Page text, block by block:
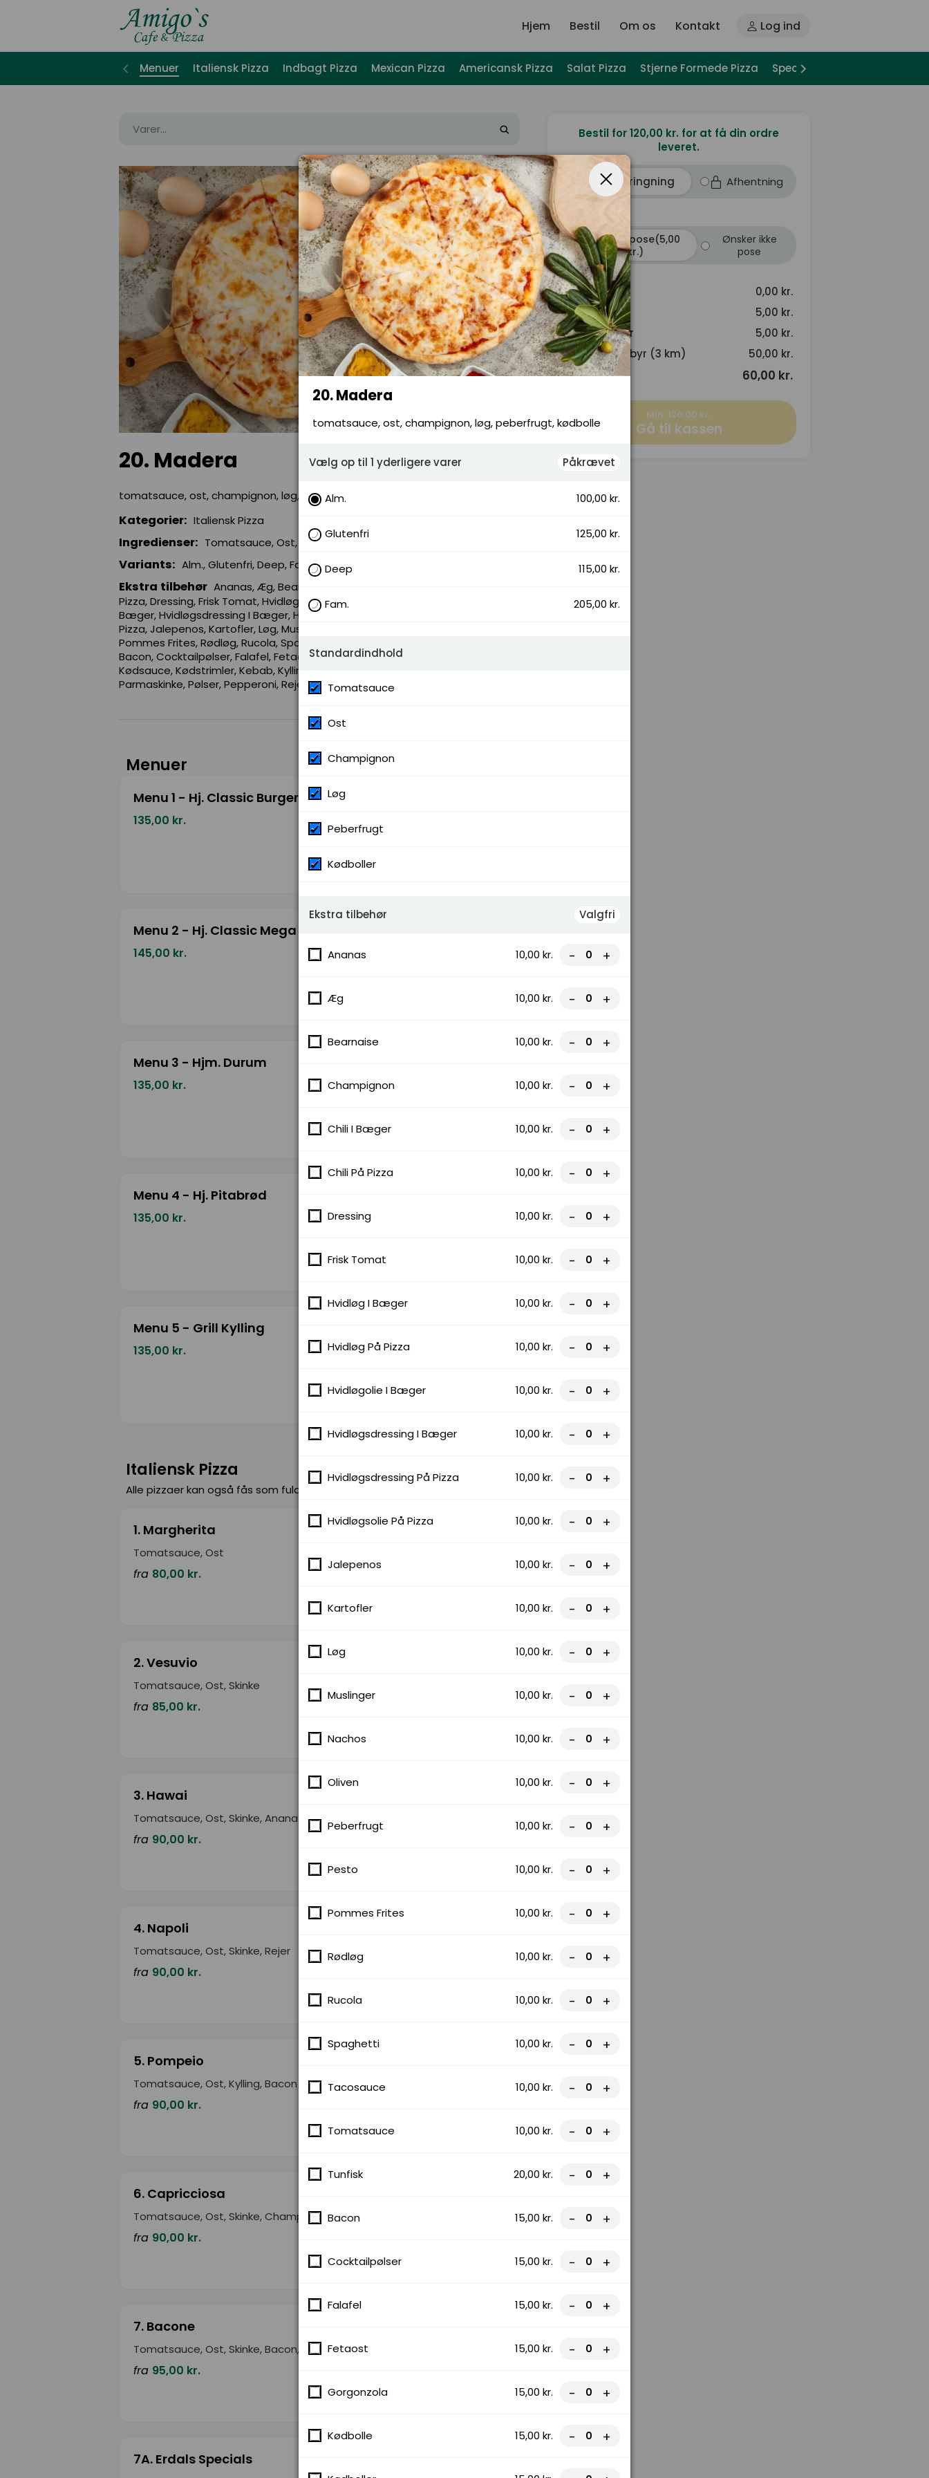
Hjem Bestil Om os Kontakt Log ind
Menuer Italiensk Pizza Indbagt Pizza Mexican Pizza Americansk Pizza Salat Pizza Stjerne Formede Pizza Special Pizza
20. Madera
tomatsauce, ost, champignon, løg, peberfrugt, kødbolle
Kategorier: Italiensk Pizza
Ingredienser: Tomatsauce, Ost, Champignon, Løg, Peberfrugt, Kødboller
Variants: Alm., Glutenfri, Deep, Fam.
Ekstra tilbehør Ananas, Æg, Bearnaise, Champignon, Chili I Bæger, Chili På
Pizza, Dressing, Frisk Tomat, Hvidløg I Bæger, Hvidløg På Pizza, Hvidløgolie I
Bæger, Hvidløgsdressing I Bæger, Hvidløgsdressing På Pizza, Hvidløgsolie På
Pizza, Jalepenos, Kartofler, Løg, Muslinger, Nachos, Oliven, Peberfrugt, Pesto,
Pommes Frites, Rødløg, Rucola, Spaghetti, Tacosauce, Tomatsauce, Tunfisk,
Bacon, Cocktailpølser, Falafel, Fetaost, Gorgonzola, Kødbolle, Kødboller,
Kødsauce, Kødstrimler, Kebab, Kylling, Lufttørret Skinke, Oksefilet, Ost,
Parmaskinke, Pølser, Pepperoni, Rejer, Skinke
Menuer
Menu 1 - Hj. Classic Burger
135,00 kr.
Menu 2 - Hj. Classic Mega Burger
145,00 kr.
Menu 3 - Hjm. Durum
135,00 kr.
Menu 4 - Hj. Pitabrød
135,00 kr.
Menu 5 - Grill Kylling
135,00 kr.
Italiensk Pizza
Alle pizzaer kan også fås som fuldkorn og glutenfri.
1. Margherita
Tomatsauce, Ost
fra 80,00 kr.
2. Vesuvio
Tomatsauce, Ost, Skinke
fra 85,00 kr.
3. Hawai
Tomatsauce, Ost, Skinke, Ananas
fra 90,00 kr.
4. Napoli
Tomatsauce, Ost, Skinke, Rejer
fra 90,00 kr.
5. Pompeio
Tomatsauce, Ost, Kylling, Bacon
fra 90,00 kr.
6. Capricciosa
Tomatsauce, Ost, Skinke, Champignon
fra 90,00 kr.
7. Bacone
Tomatsauce, Ost, Skinke, Bacon, Gorgonzola
fra 95,00 kr.
7A. Erdals Specials
Bestil for 120,00 kr. for at få din ordre
leveret.
Udbringning Afhentning
Ønsker pose(5,00
kr.)
Ønsker ikke
pose
Subtotal
0,00 kr.
Pose
5,00 kr.
Servicegebyr
5,00 kr.
Leveringsgebyr (3 km)
50,00 kr.
Total 60,00 kr.
Min. 120,00 kr.
Gå til kassen
20. Madera
tomatsauce, ost, champignon, løg, peberfrugt, kødbolle
Vælg op til 1 yderligere varer Påkrævet
Alm. 100,00 kr.
Glutenfri 125,00 kr.
Deep 115,00 kr.
Fam. 205,00 kr.
Standardindhold
Tomatsauce
Ost
Champignon
Løg
Peberfrugt
Kødboller
Ekstra tilbehør Valgfri
Ananas 10,00 kr. - +
Æg 10,00 kr. - +
Bearnaise 10,00 kr. - +
Champignon 10,00 kr. - +
Chili I Bæger 10,00 kr. - +
Chili På Pizza 10,00 kr. - +
Dressing 10,00 kr. - +
Frisk Tomat 10,00 kr. - +
Hvidløg I Bæger 10,00 kr. - +
Hvidløg På Pizza 10,00 kr. - +
Hvidløgolie I Bæger 10,00 kr. - +
Hvidløgsdressing I Bæger 10,00 kr. - +
Hvidløgsdressing På Pizza 10,00 kr. - +
Hvidløgsolie På Pizza 10,00 kr. - +
Jalepenos 10,00 kr. - +
Kartofler 10,00 kr. - +
Løg 10,00 kr. - +
Muslinger 10,00 kr. - +
Nachos 10,00 kr. - +
Oliven 10,00 kr. - +
Peberfrugt 10,00 kr. - +
Pesto 10,00 kr. - +
Pommes Frites 10,00 kr. - +
Rødløg 10,00 kr. - +
Rucola 10,00 kr. - +
Spaghetti 10,00 kr. - +
Tacosauce 10,00 kr. - +
Tomatsauce 10,00 kr. - +
Tunfisk 20,00 kr. - +
Bacon 15,00 kr. - +
Cocktailpølser 15,00 kr. - +
Falafel 15,00 kr. - +
Fetaost 15,00 kr. - +
Gorgonzola 15,00 kr. - +
Kødbolle 15,00 kr. - +